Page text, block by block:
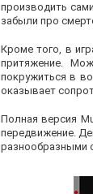
производить
забыли про
Кроме того, в
притяжение.
покружиться в
оказывает
Полная версия
передвижение.
разнообразными